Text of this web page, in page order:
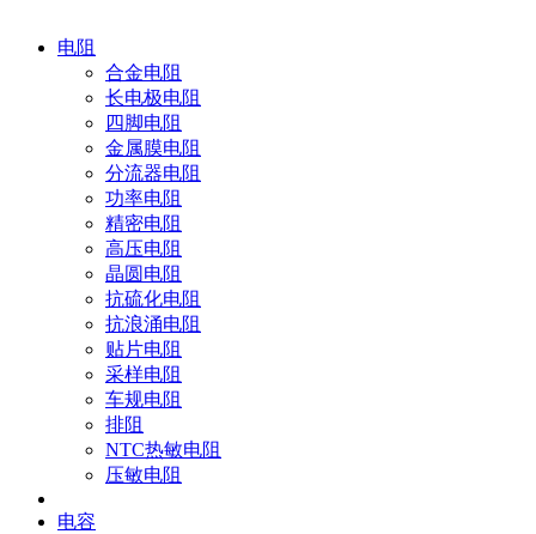
电阻
合金电阻
长电极电阻
四脚电阻
金属膜电阻
分流器电阻
功率电阻
精密电阻
高压电阻
晶圆电阻
抗硫化电阻
抗浪涌电阻
贴片电阻
采样电阻
车规电阻
排阻
NTC热敏电阻
压敏电阻
电容